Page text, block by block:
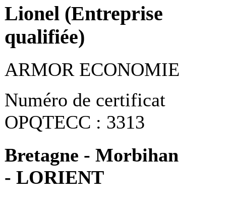
Lionel (Entreprise
qualifiée)
ARMOR ECONOMIE
Numéro de certificat
OPQTECC : 3313
Bretagne - Morbihan
- LORIENT